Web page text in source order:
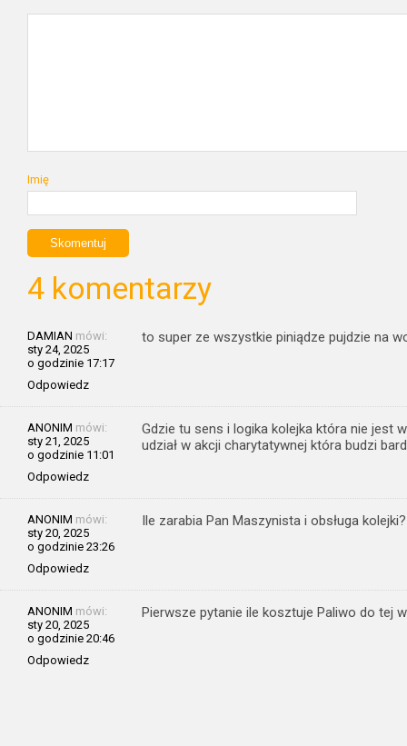
Imię
4 komentarzy
DAMIAN mówi:
sty 24, 2025
o godzinie 17:17
Odpowiedz
to super ze wszystkie piniądze pujdzie na
ANONIM mówi:
sty 21, 2025
o godzinie 11:01
Odpowiedz
Gdzie tu sens i logika kolejka która nie jest
udział w akcji charytatywnej która budzi
ANONIM mówi:
sty 20, 2025
o godzinie 23:26
Odpowiedz
Ile zarabia Pan Maszynista i obsługa kolejki?
ANONIM mówi:
sty 20, 2025
o godzinie 20:46
Odpowiedz
Pierwsze pytanie ile kosztuje Paliwo do tej